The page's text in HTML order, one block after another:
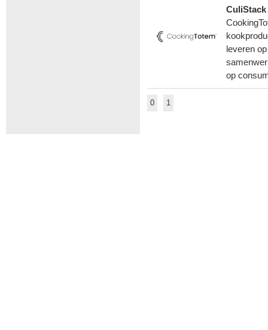
CuliStack
leveren
op
0 1